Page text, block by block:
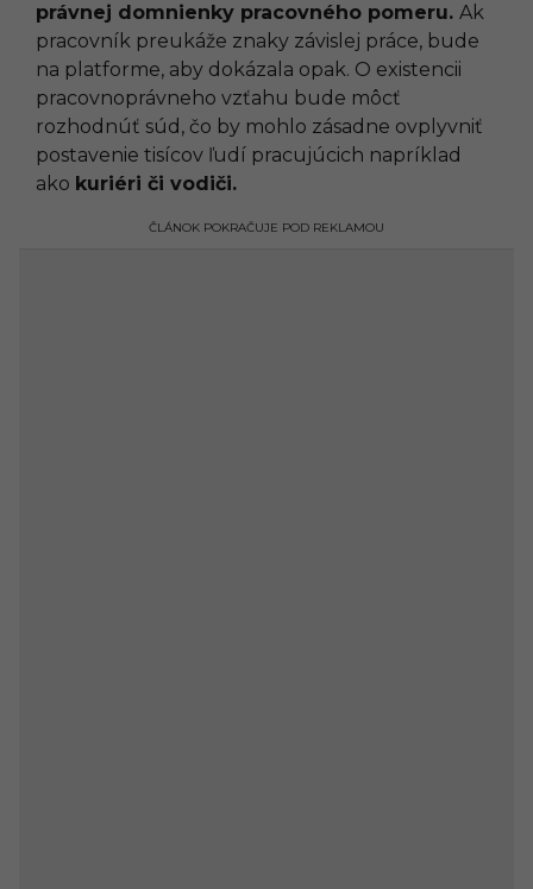
právnej domnienky pracovného pomeru. Ak
pracovník preukáže znaky závislej práce, bude
na platforme, aby dokázala opak. O existencii
pracovnoprávneho vzťahu bude môcť
rozhodnúť súd, čo by mohlo zásadne ovplyvniť
postavenie tisícov ľudí pracujúcich napríklad
ako kuriéri či vodiči.
ČLÁNOK POKRAČUJE POD REKLAMOU